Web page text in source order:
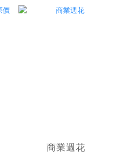
商業週花